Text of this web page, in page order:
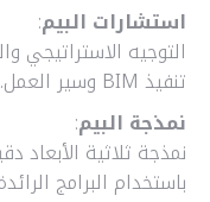
استشارات البيم:
التوجيه الاستراتيجي
تنفيذ BIM وسير العمل.
نمذجة البيم:
نمذجة ثلاثية الأبعاد
باستخدام البرامج